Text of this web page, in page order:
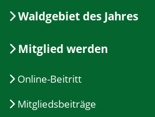
Waldgebiet des Jahres
Mitglied werden
Online-Beitritt
Mitgliedsbeiträge